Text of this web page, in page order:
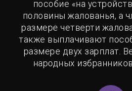
пособие «на
половины жалованья, а
размере четверти
также выплачивают
размере двух зарплат.
народных